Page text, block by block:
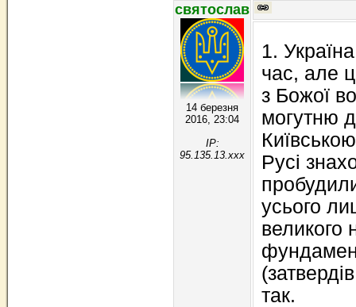
святослав
14 березня
2016, 23:04
IP:
95.135.13.xxx
1.
час, але
з Божої
могутню
Русі
усього
великого
так.